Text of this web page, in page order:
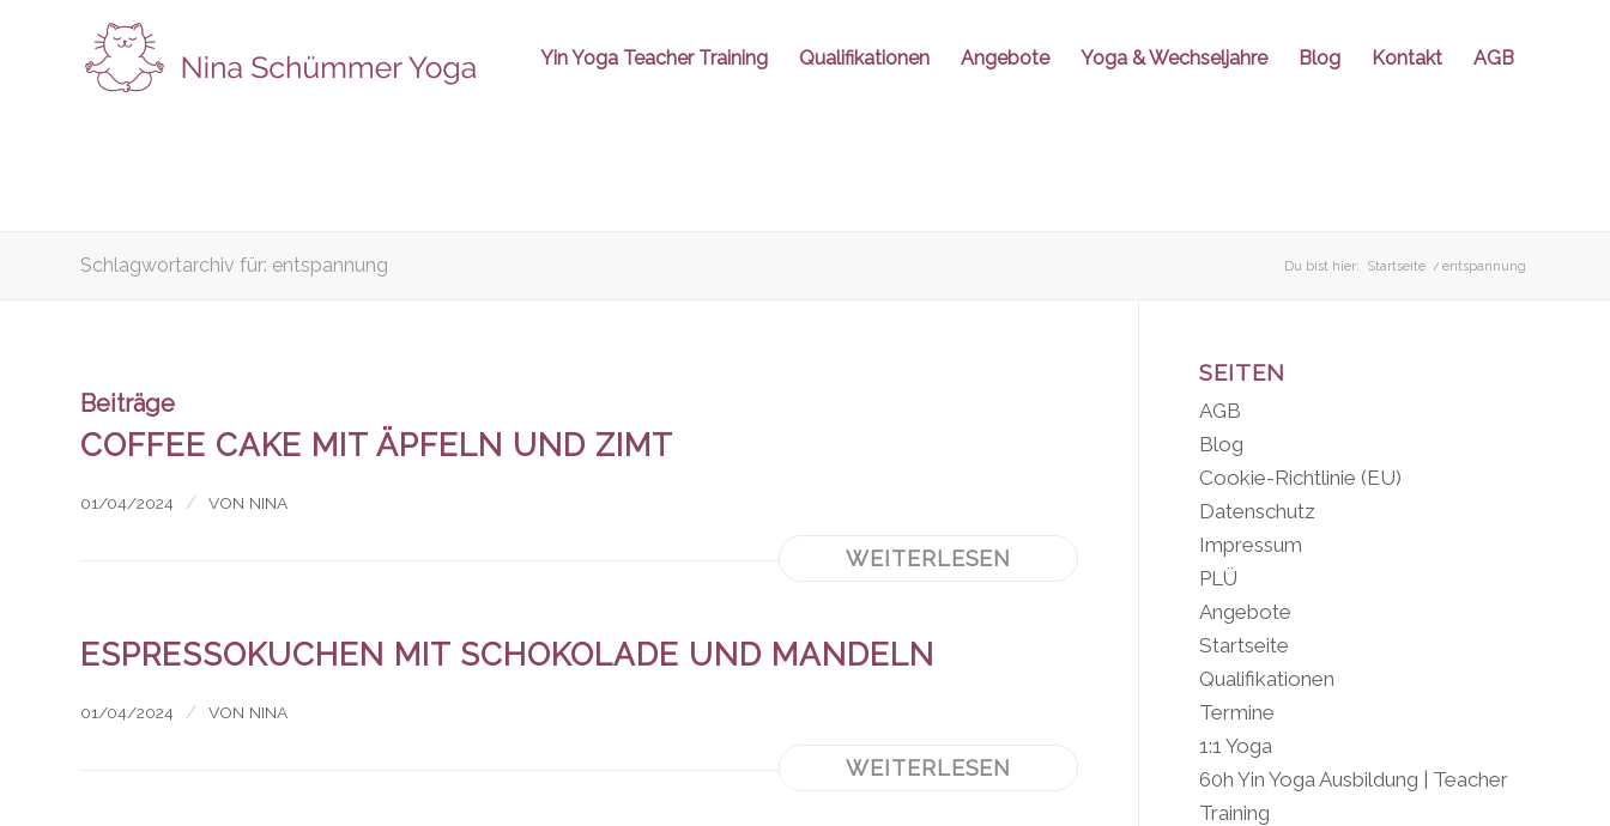
Yin Yoga Teacher Training Qualifikationen Angebote Yoga & Wechseljahre Blog Kontakt AGB
Schlagwortarchiv für: entspannung Du bist hier: Startseite / entspannung
Beiträge
COFFEE CAKE MIT ÄPFELN UND ZIMT
01/04/2024 / VON NINA
WEITERLESEN
ESPRESSOKUCHEN MIT SCHOKOLADE UND MANDELN
01/04/2024 / VON NINA
WEITERLESEN
SEITEN
AGB
Blog
Cookie-Richtlinie (EU)
Datenschutz
Impressum
PLÜ
Angebote
Startseite
Qualifikationen
Termine
1:1 Yoga
60h Yin Yoga Ausbildung | Teacher
Training